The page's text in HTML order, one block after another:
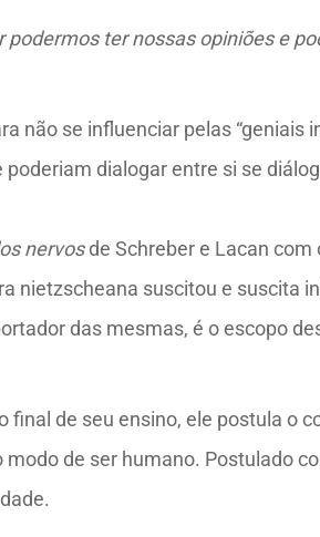
ter nossas opiniões e
não se influenciar pelas “geniais
dialogar entre si se
nervosde Schreber e Lacan com
nietzscheana suscitou e suscita
das mesmas, é o escopo
final de seu ensino, ele postula o
de ser humano. Postulado